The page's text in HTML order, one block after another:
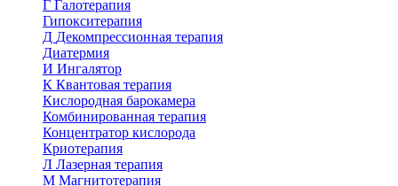
Г Галотерапия
Гипокситерапия
Д Декомпрессионная терапия
Диатермия
И Ингалятор
К Квантовая терапия
Кислородная барокамера
Комбинированная терапия
Концентратор кислорода
Криотерапия
Л Лазерная терапия
М Магнитотерапия